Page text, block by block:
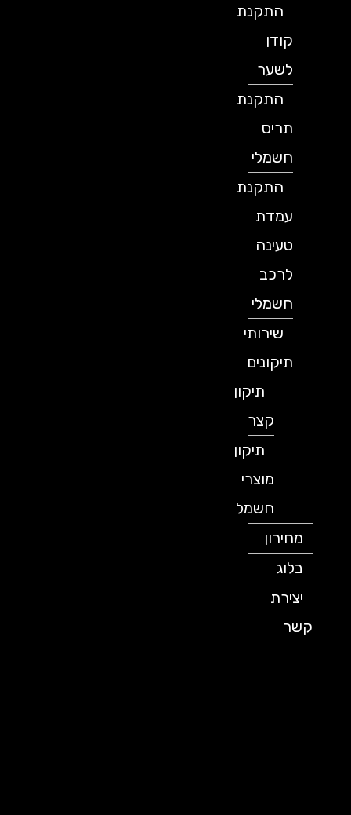
התקנת
לשער
התקנת
תריס
חשמלי
התקנת
עמדת
טעינה
לרכב
חשמלי
שירותי
תיקונים
תיקון
תיקון
מוצרי
חשמל
מחירון
יצירת
קשר